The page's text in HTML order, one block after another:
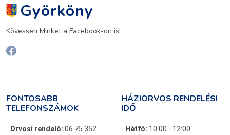
Györköny
Kövessen Minket a Facebook-on is!
FONTOSABB
TELEFONSZÁMOK
- Orvosi rendelő: 06 75 352
HÁZIORVOS RENDELÉSI
IDŐ
- Hétfő: 10:00 - 12:00